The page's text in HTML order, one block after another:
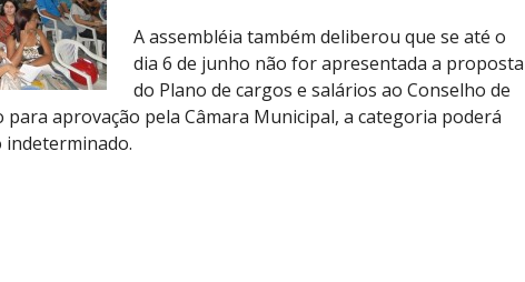
A assembléia também deliberou que se até o
dia 6 de junho não for apresentada a proposta
do Plano de cargos e salários ao Conselho de
para aprovação pela Câmara Municipal, a categoria poderá